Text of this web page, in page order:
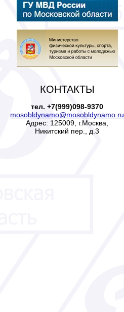
КОНТАКТЫ
тел. +7(999)098-9370
mosobldynamo@mosobldynamo.ru
Адрес: 125009, г.Москва,
Никитский пер., д.3